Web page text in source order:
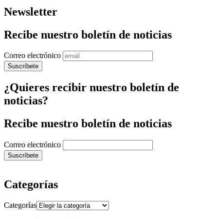
Newsletter
Recibe nuestro boletín de noticias
Correo electrónico
¿Quieres recibir nuestro boletín de
noticias?
Recibe nuestro boletín de noticias
Correo electrónico
Categorías
Categorías